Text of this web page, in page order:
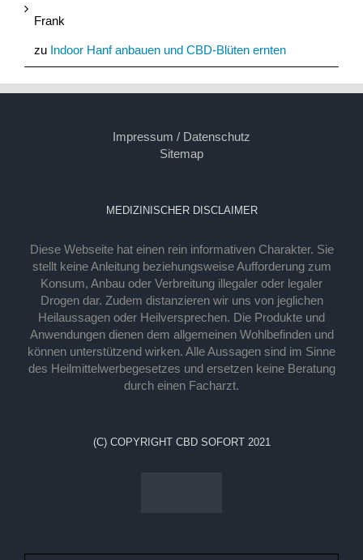
Frank
zu Indoor Hanf anbauen und CBD-Blüten ernten
Impressum / Datenschutz
Sitemap
MEDIZINISCHER DISCLAIMER
Diese Webseite hat einen rein informativen Charakter. Sie
stellt keine Anleitung beziehungsweise Aufforderung zum
Konsum, Anbau oder Verbreitung illegaler oder legaler
Drogen dar. Zudem distanzieren wir uns von jeglichen
Heilaussagen oder Heilversprechen. Die Produkte und
Anwendungen dienen dem allgemeinen Wohlbefinden und
können unterstützend wirken. Alle Aussagen sind im Sinne
des Heilmittelwerbegesetzes und ersetzen keine Beratung
durch einen Facharzt.
(C) COPYRIGHT CBD SOFORT 2021